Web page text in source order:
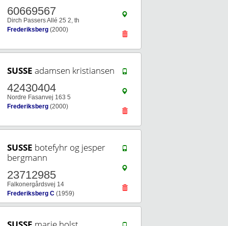
60669567
Dirch Passers Allé 25 2, th
Frederiksberg (2000)
SUSSE adamsen kristiansen
42430404
Nordre Fasanvej 163 5
Frederiksberg (2000)
SUSSE botefyhr og jesper
bergmann
23712985
Falkonergårdsvej 14
Frederiksberg C (1959)